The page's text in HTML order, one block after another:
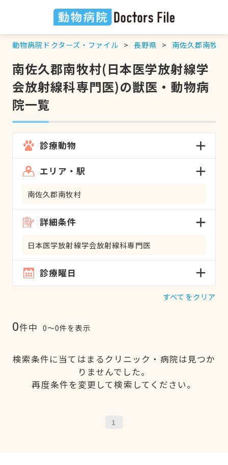
動物病院ドクターズ・ファイル 長野県 南佐久郡南牧村
南佐久郡南牧村(日本医学放射線学
会放射線科専門医)の獣医・動物病
院一覧
診療動物
エリア・駅
南佐久郡南牧村
詳細条件
日本医学放射線学会放射線科専門医
診療曜日
すべてをクリア
0件中 0〜0件を表示
検索条件に当てはまるクリニック・病院は見つか
りませんでした。
再度条件を変更して検索してください。
1